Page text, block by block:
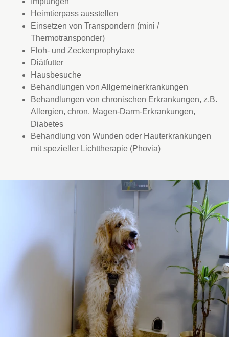
Heimtierpass ausstellen
Einsetzen von Transpondern (mini /
Thermotransponder)
Floh- und Zeckenprophylaxe
Diätfutter
Hausbesuche
Behandlungen von Allgemeinerkrankungen
Behandlungen von chronischen Erkrankungen, z.B.
Allergien, chron. Magen-Darm-Erkrankungen,
Diabetes
Behandlung von Wunden oder Hauterkrankungen
mit spezieller Lichttherapie (Phovia)